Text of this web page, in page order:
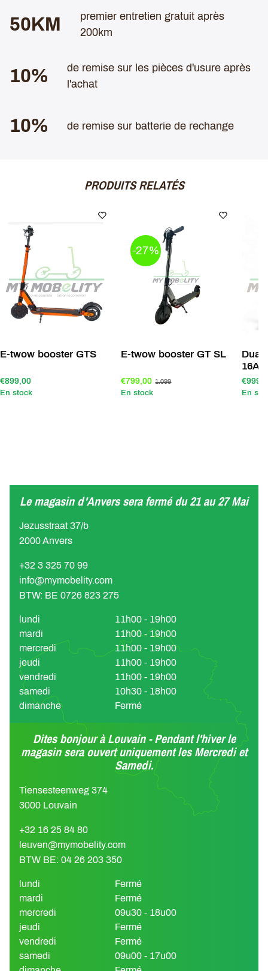
50KM
premier entretien gratuit après
200km
10%
de remise sur les pièces d'usure après
l'achat
10% de remise sur batterie de rechange
PRODUITS RELATÉS
E-twow booster GTS
€899,00
En stock
-27%
E-twow booster GT SL
€799,00 1.099
En stock
16Ah
En
Le magasin d'Anvers sera fermé du 21 au 27 Mai
Jezusstraat 37/b
2000 Anvers
+32 3 325 70 99
info@mymobelity.com
BTW: BE 0726 823 275
lundi
11h00 - 19h00
mardi
11h00 - 19h00
mercredi
11h00 - 19h00
jeudi
11h00 - 19h00
vendredi
11h00 - 19h00
samedi
10h30 - 18h00
dimanche
Fermé
Dites bonjour à Louvain - Pendant l'hiver le
magasin sera ouvert uniquement les Mercredi et
Samedi.
Tiensesteenweg 374
3000 Louvain
+32 16 25 84 80
leuven@mymobelity.com
BTW BE: 04 26 203 350
lundi
Fermé
mardi
Fermé
mercredi
09u30 - 18u00
jeudi
Fermé
vendredi
Fermé
samedi
09u00 - 17u00